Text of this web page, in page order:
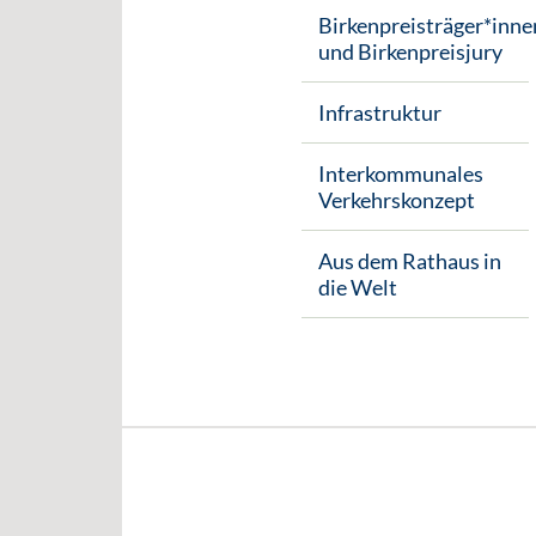
und Birkenpreisjury
Infrastruktur
Interkommunales
Verkehrskonzept
Aus dem Rathaus in
die Welt